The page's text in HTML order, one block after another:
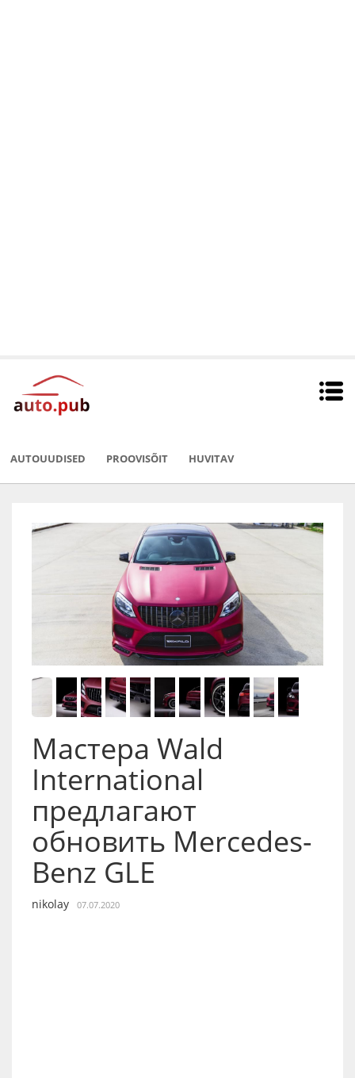
AUTOUUDISED PROOVISÕIT HUVITAV
Мастера Wald
International
предлагают
обновить Mercedes-
Benz GLE
nikolay 07.07.2020